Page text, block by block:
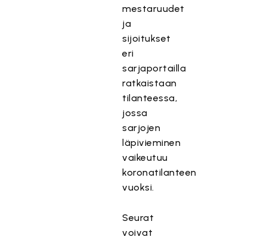
mestaruudet
ja
sijoitukset
eri
sarjaportailla
ratkaistaan
tilanteessa,
jossa
sarjojen
läpivieminen
vaikeutuu
koronatilanteen
vuoksi.
Seurat
voivat